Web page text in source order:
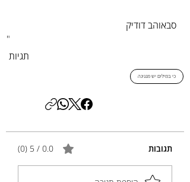
"
תגיות
כי במילים יש מנגינה
תגובות 0.0 / 5 ‏(0)